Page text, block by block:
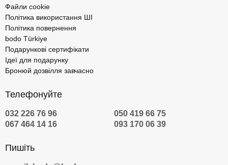
Файли cookie
Політика використання ШІ
Політика повернення
bodo Türkiye
Подарункові сертифікати
Ідеї для подарунку
Бронюй дозвілля завчасно
Телефонуйте
032 226 76 96
050 419 66 75
067 464 14 16
093 170 06 39
Пишіть